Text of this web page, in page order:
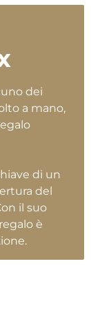
dei
a mano,
di un
del
il suo
è